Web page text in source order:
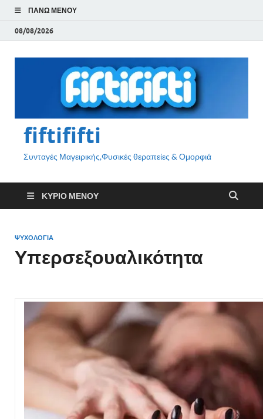
ΠΆΝΩ ΜΕΝΟΎ
08/08/2026
fiftififti
Συνταγές Μαγειρικής,Φυσικές θεραπείες & Ομορφιά
ΚΎΡΙΟ ΜΕΝΟΎ
ΨΥΧΟΛΟΓΙΑ
Υπερσεξουαλικότητα